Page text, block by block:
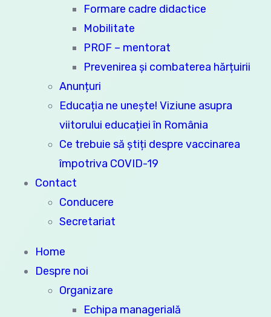
Formare cadre didactice
Mobilitate
PROF – mentorat
Prevenirea și combaterea hărțuirii
Anunțuri
Educația ne unește! Viziune asupra
viitorului educației în România
Ce trebuie să știți despre vaccinarea
împotriva COVID-19
Contact
Conducere
Secretariat
Home
Despre noi
Organizare
Echipa managerială